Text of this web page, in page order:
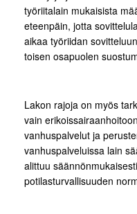
työriitalain mukaisista
eteenpäin, jotta
aikaa työriidan
toisen osapuolen
Lakon rajoja on myös
vain
vanhuspalvelut ja
vanhuspalveluissa lain
alittuu
potilasturvallisuuden